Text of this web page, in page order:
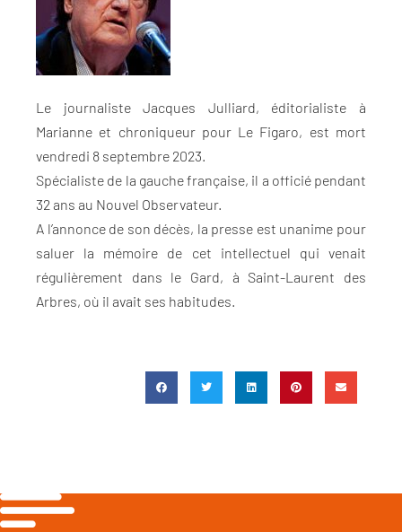
Le journaliste Jacques Julliard, éditorialiste à
Marianne et chroniqueur pour Le Figaro, est mort
vendredi 8 septembre 2023.
Spécialiste de la gauche française, il a officié pendant
32 ans au Nouvel Observateur.
A l’annonce de son décès, la presse est unanime pour
saluer la mémoire de cet intellectuel qui venait
régulièrement dans le Gard, à Saint-Laurent des
Arbres, où il avait ses habitudes.